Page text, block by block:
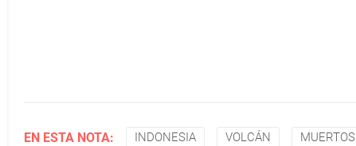
EN ESTA NOTA: INDONESIA VOLCÁN MUERTOS